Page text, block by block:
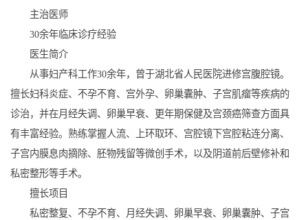
主治医师
30余年临床诊疗经验
医生简介
从事妇产科工作30余年，曾于湖北省人民医院进修宫腹腔镜。
擅长妇科炎症、不孕不育、宫外孕、卵巢囊肿、子宫肌瘤等疾病的
诊治，并在月经失调、卵巢早衰、更年期保健及宫颈癌筛查方面具
有丰富经验。熟练掌握人流、上环取环、宫腔镜下宫腔粘连分离、
子宫内膜息肉摘除、胚物残留等微创手术，以及阴道前后壁修补和
私密整形等手术。
擅长项目
私密整复、不孕不育、月经失调、卵巢早衰、卵巢囊肿、子宫